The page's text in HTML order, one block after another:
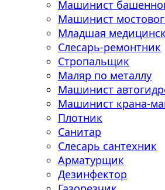
Машинист
Машинист
Младшая
Слесарь-ремонтник
Стропальщик
Маляр по металлу
Машинист
Машинист крана-
Плотник
Санитар
Слесарь сантехник
Арматурщик
Дезинфектор